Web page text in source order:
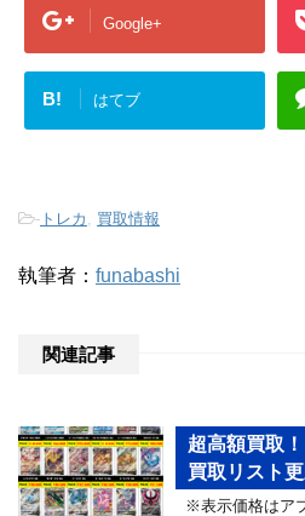
Google+
B! はてブ
- トレカ 買取情報
執筆者： funabashi
関連記事
超高額買取
買取リスト
※表示価格はア